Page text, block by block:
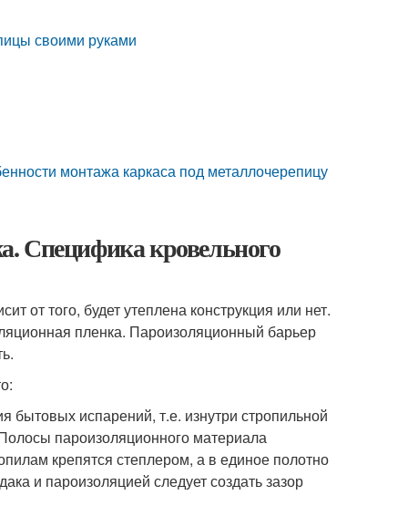
своими руками
монтажа каркаса под металлочерепицу
Специфика кровельного
от того, будет утеплена конструкция или нет.
пленка. Пароизоляционный барьер
бытовых испарений, т.е. изнутри стропильной
пароизоляционного материала
крепятся степлером, а в единое полотно
и пароизоляцией следует создать зазор